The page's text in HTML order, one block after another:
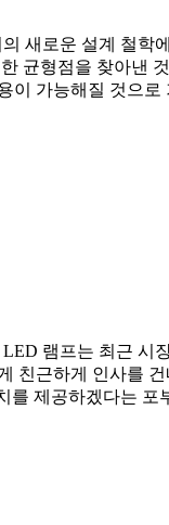
새로운 설계 철학
균형점을 찾아낸
이 가능해질 것으로
램프는 최근 시
친근하게 인사를
를 제공하겠다는 포